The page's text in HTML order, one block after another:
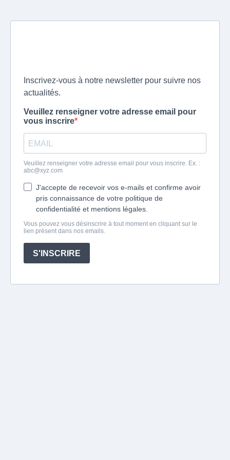
Inscrivez-vous à notre newsletter pour suivre nos
actualités.
Veuillez renseigner votre adresse email pour
vous inscrire
Veuillez renseigner votre adresse email pour vous inscrire. Ex. :
abc@xyz.com
J'accepte de recevoir vos e-mails et confirme avoir
pris connaissance de votre politique de
confidentialité et mentions légales.
Vous pouvez vous désinscrire à tout moment en cliquant sur le
lien présent dans nos emails.
S'INSCRIRE